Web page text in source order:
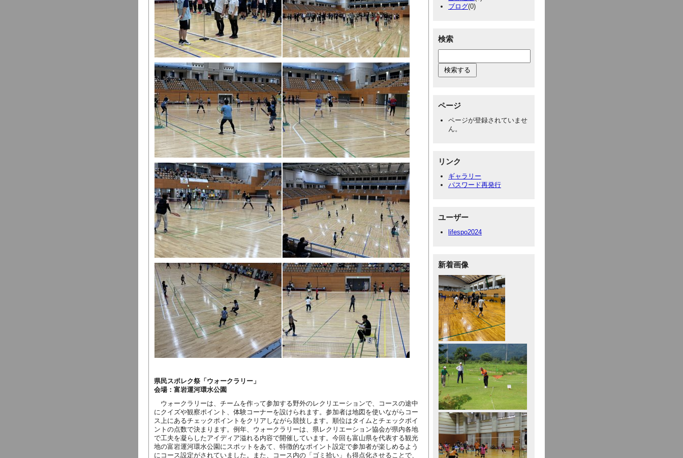
県民スポレク祭「ウォークラリー」
会場：富岩運河環水公園
ウォークラリーは、チームを作って参加する野外のレクリエーションで、コースの途中
にクイズや観察ポイント、体験コーナーを設けられます。参加者は地図を使いながらコー
ス上にあるチェックポイントをクリアしながら競技します。順位はタイムとチェックポイ
ントの点数で決まります。例年、ウォークラリーは、県レクリエーション協会が県内各地
で工夫を凝らしたアイディア溢れる内容で開催しています。今回も富山県を代表する観光
地の富岩運河環水公園にスポットをあて、特徴的なポイント設定で参加者が楽しめるよう
にコース設定がされていました。また、コース内の「ゴミ拾い」も得点化させることで、
ブログ(0)
検索
ページ
ページが登録されていませ
ん。
リンク
ギャラリー
パスワード再発行
ユーザー
lifespo2024
新着画像